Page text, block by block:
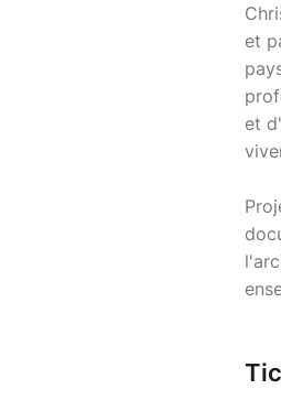
et
et